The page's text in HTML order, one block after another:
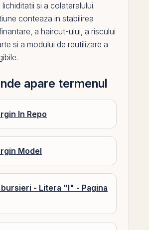
si a colateralului.
conteaza in stabilirea
a haircut-ului, a riscului
si a modului de reutilizare a
apare termenul
In Repo
Model
- Litera "I" - Pagina